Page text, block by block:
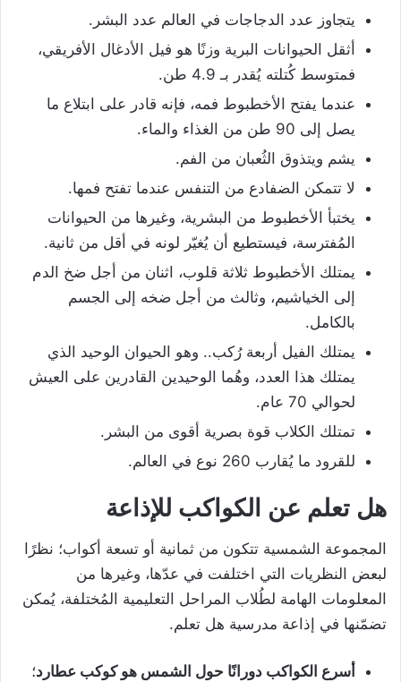
يتجاوز عدد الدجاجات في العالم عدد البشر.
أثقل الحيوانات البرية وزنًا هو فيل الأدغال الأفريقي،
فمتوسط كُتلته يُقدر بـ 4.9 طن.
عندما يفتح الأخطبوط فمه، فإنه قادر على ابتلاع ما
يصل إلى 90 طن من الغذاء والماء.
يشم ويتذوق الثُعبان من الفم.
لا تتمكن الضفادع من التنفس عندما تفتح فمها.
يختبأ الأخطبوط من البشرية، وغيرها من الحيوانات
المُفترسة، فيستطيع أن يُغيّر لونه في أقل من ثانية.
يمتلك الأخطبوط ثلاثة قلوب، اثنان من أجل ضخ الدم
إلى الخياشيم، وثالث من أجل ضخه إلى الجسم
بالكامل.
يمتلك الفيل أربعة رُكب.. وهو الحيوان الوحيد الذي
يمتلك هذا العدد، وهُما الوحيدين القادرين على العيش
لحوالي 70 عام.
تمتلك الكلاب قوة بصرية أقوى من البشر.
للقرود ما يُقارب 260 نوع في العالم.
هل تعلم عن الكواكب للإذاعة
المجموعة الشمسية تتكون من ثمانية أو تسعة أكواب؛ نظرًا
لبعض النظريات التي اختلفت في عدّها، وغيرها من
المعلومات الهامة لطُلاب المراحل التعليمية المُختلفة، يُمكن
تضمّنها في إذاعة مدرسية هل تعلم.
أسرع الكواكب دورانًا حول الشمس هو كوكب عطارد؛